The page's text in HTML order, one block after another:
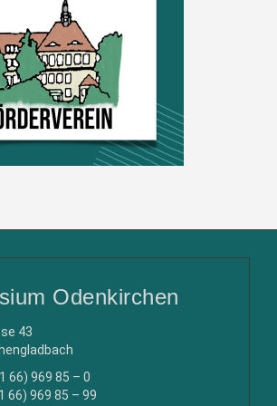
Odenkirchen
43
66) 969 85 – 0
66) 969 85 – 99